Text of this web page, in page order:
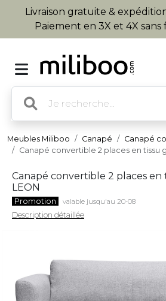
Livraison gratuite &
Paiement en 3X et 4X sans
Meubles Miliboo Canapé
Canapé
Canapé convertible 2 places en tissu
Canapé convertible 2 places en
LEON
Promotion valable jusqu'au 20-08
Description détaillée